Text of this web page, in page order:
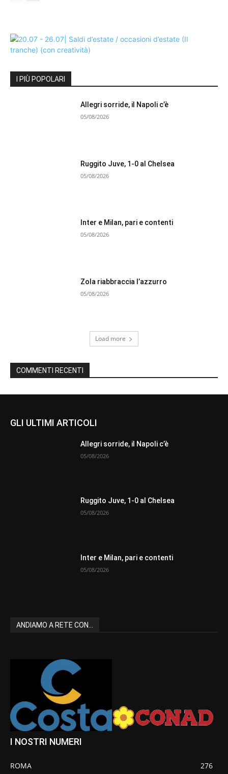
I PIÙ POPOLARI
Allegri sorride, il Napoli c’è
05/08/2026
Ruggito Juve, 1-0 al Chelsea
05/08/2026
Inter e Milan, pari e contenti
05/08/2026
Zola riabbraccia l’azzurro
05/08/2026
Load more
COMMENTI RECENTI
GLI ULTIMI ARTICOLI
Allegri sorride, il Napoli c’è
05/08/2026
Ruggito Juve, 1-0 al Chelsea
05/08/2026
Inter e Milan, pari e contenti
05/08/2026
ANDIAMO A RETE CON...
I NOSTRI NUMERI
ROMA
276